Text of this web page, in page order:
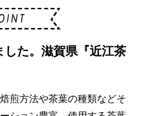
た。滋賀県『近江茶
煎方法や茶葉の種類などそ